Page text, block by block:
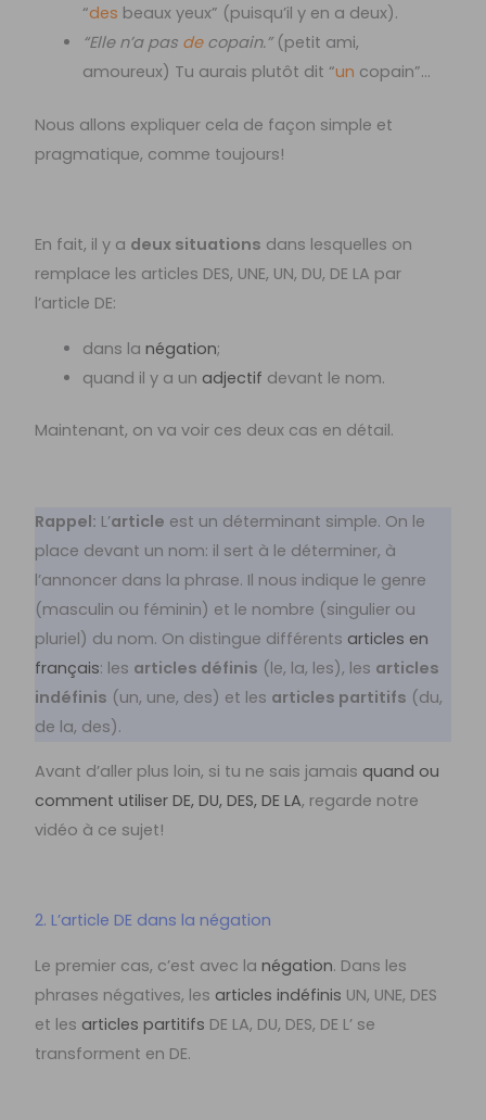
“des beaux yeux” (puisqu’il y en a deux).
“Elle n’a pas decopain.”(petit ami,
amoureux) Tu aurais plutôt dit “un copain”…
Nous allons expliquer cela de façon simple et
pragmatique, comme toujours!
En fait, il y a deux situations dans lesquelles on
remplace les articles DES, UNE, UN, DU, DE LA par
l’article DE:
dans la négation;
quand il y a un adjectif devant le nom.
Maintenant, on va voir ces deux cas en détail.
Rappel: L’article est un déterminant simple. On le
place devant un nom: il sert à le déterminer, à
l’annoncer dans la phrase. Il nous indique le genre
(masculin ou féminin) et le nombre (singulier ou
pluriel) du nom. On distingue différents articles en
français: les articles définis (le, la, les), les articles
indéfinis (un, une, des) et les articles partitifs (du,
de la, des).
Avant d’aller plus loin, si tu ne sais jamais quand ou
comment utiliser DE, DU, DES, DE LA, regarde notre
vidéo à ce sujet!
2. L’article DE dans la négation
Le premier cas, c’est avec lanégation. Dans les
phrases négatives, les articles indéfinis UN, UNE, DES
et les articles partitifs DE LA, DU, DES, DE L’ se
transforment en DE.